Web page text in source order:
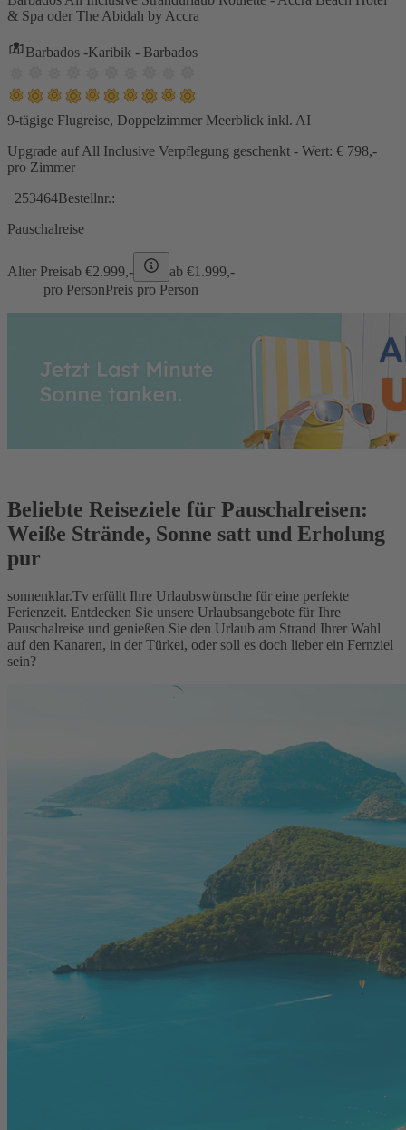
& Spa oder The Abidah by Accra
Barbados -Karibik - Barbados
9-tägige Flugreise, Doppelzimmer Meerblick inkl. AI
Upgrade auf All Inclusive Verpflegung geschenkt - Wert: € 798,-
pro Zimmer
253464Bestellnr.:
Pauschalreise
Alter Preisab €2.999,- ab €1.999,-
pro PersonPreis pro Person
Beliebte Reiseziele für Pauschalreisen:
Weiße Strände, Sonne satt und Erholung
pur
sonnenklar.Tv erfüllt Ihre Urlaubswünsche für eine perfekte
Ferienzeit. Entdecken Sie unsere Urlaubsangebote für Ihre
Pauschalreise und genießen Sie den Urlaub am Strand Ihrer Wahl
auf den Kanaren, in der Türkei, oder soll es doch lieber ein Fernziel
sein?